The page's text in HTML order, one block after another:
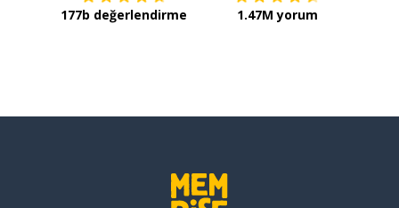
177b değerlendirme 1.47M yorum